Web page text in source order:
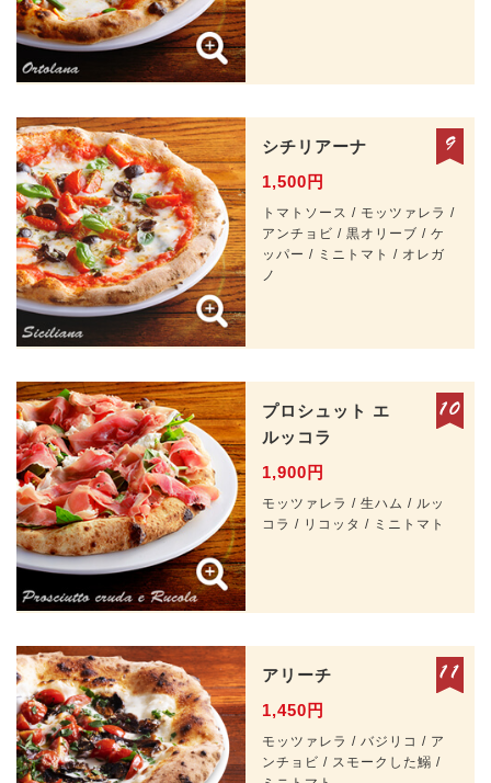
シチリアーナ
1,500円
トマトソース / モッツァレラ /
アンチョビ / 黒オリーブ / ケ
ッパー / ミニトマト / オレガ
ノ
プロシュット エ
ルッコラ
1,900円
モッツァレラ / 生ハム / ルッ
コラ / リコッタ / ミニトマト
アリーチ
1,450円
モッツァレラ / バジリコ / ア
ンチョビ / スモークした鰯 /